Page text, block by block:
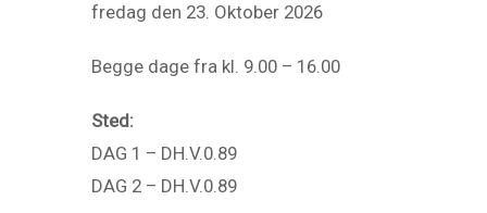
fredag den 23. Oktober 2026
Begge dage fra kl. 9.00 – 16.00
Sted:
DAG 1 – DH.V.0.89
DAG 2 – DH.V.0.89